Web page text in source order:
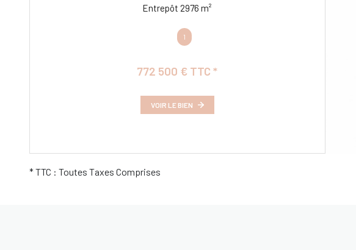
Entrepôt 2976 m²
1
772 500 € TTC *
VOIR LE BIEN
* TTC : Toutes Taxes Comprises